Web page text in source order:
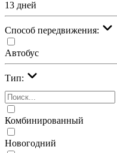
13 дней
Cпособ передвижения:
Автобус
Тип:
Комбинированный
Новогодний